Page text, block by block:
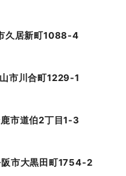
久居新町1088-4
市川合町1229-1
市道伯2丁目1-3
市大黒田町1754-2